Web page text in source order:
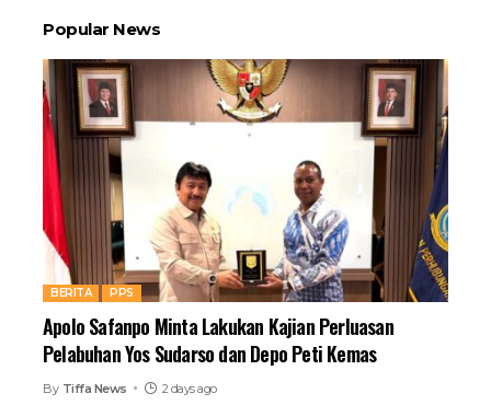
Popular News
BERITA PPS
Apolo Safanpo Minta Lakukan Kajian Perluasan
Pelabuhan Yos Sudarso dan Depo Peti Kemas
By Tiffa News 2 days ago